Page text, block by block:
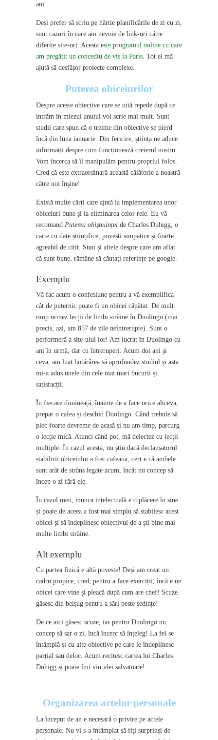
ani.
Deși prefer să scriu pe hârtie planificările de zi cu zi,
sunt cazuri în care am nevoie de link-uri către
diferite site-uri. Acesta este programul online cu care
am pregătit un concediu de vis la Paris. Tot el mă
ajută să desfășor proiecte complexe.
Puterea obiceiurilor
Despre aceste obiective care se uită repede după ce
intrăm în miezul anului voi scrie mai mult. Sunt
studii care spun că o treime din obiective se pierd
încă din luna ianuarie. Din fericire, știința ne aduce
informații despre cum funcționează creierul nostru.
Vom încerca să îl manipulăm pentru propriul folos.
Cred că este extraordinară această călătorie a noastră
către noi înșine!
Există multe cărți care ajută la implementarea unor
obiceiuri bune și la eliminarea celor rele. Eu vă
recomand Puterea obișnuinței de Charles Duhigg, o
carte cu date științifice, povești simpatice și foarte
agreabil de citit. Sunt și altele despre care am aflat
că sunt bune, rămâne să căutați referințe pe google.
Exemplu
Vă fac acum o confesiune pentru a vă exemplifica
cât de puternic poate fi un obicei căpătat. De mult
timp urmez lecții de limbi străine în Duolingo (mai
precis, azi, am 857 de zile neîntrerupte). Sunt o
performeră a site-ului lor! Am lucrat în Duolingo cu
ani în urmă, dar cu întreruperi. Acum doi ani și
ceva, am luat hotărârea să aprofundez studiul și asta
mi-a adus unele din cele mai mari bucurii și
satisfacții.
În fiecare dimineață, înainte de a face orice altceva,
prepar o cafea și deschid Duolingo. Când trebuie să
plec foarte devreme de acasă și nu am timp, parcurg
o lecție mică. Atunci când pot, mă delectez cu lecții
multiple. În cazul acesta, nu știu dacă declanșatorul
stabilirii obiceiului a fost cafeaua, cert e că ambele
sunt atât de strâns legate acum, încât nu concep să
încep o zi fără ele.
În cazul meu, munca intelectuală e o plăcere în sine
și poate de aceea a fost mai simplu să stabilesc acest
obicei și să îndeplinesc obiectivul de a ști bine mai
multe limbi străine.
Alt exemplu
Cu partea fizică e altă poveste! Deși am creat un
cadru propice, cred, pentru a face exerciții, încă e un
obicei care vine și pleacă după cum are chef! Scuze
găsesc din belșug pentru a sări peste ședințe!
De ce aici găsesc scuze, iar pentru Duolingo nu
concep să sar o zi, încă încerc să înțeleg! La fel se
întâmplă și cu alte obiective pe care le îndeplinesc
parțial sau deloc. Acum recitesc cartea lui Charles
Duhigg și poate îmi vin idei salvatoare!
Organizarea actelor personale
La început de an e necesară o privire pe actele
personale. Nu vi s-a întâmplat să fiți surprinși de